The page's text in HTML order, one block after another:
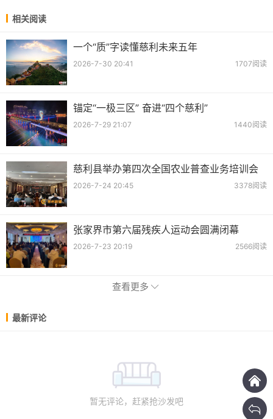
相关阅读
一个“质”字读懂慈利未来五年
2026-7-30 20:41 1707阅读
锚定“一极三区” 奋进“四个慈利”
2026-7-29 21:07 1440阅读
慈利县举办第四次全国农业普查业务培训会
2026-7-24 20:45 3378阅读
张家界市第六届残疾人运动会圆满闭幕
2026-7-23 20:19 2566阅读
查看更多
最新评论
暂无评论，赶紧抢沙发吧